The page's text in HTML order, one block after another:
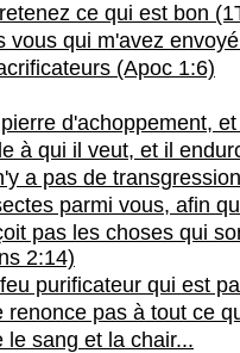
ce qui est bon
vous qui m'avez
(Apoc 1:6)
d'achoppement,
à qui il veut, et il
a pas de transgression
parmi vous, afin
pas les choses qui
2:14)
purificateur qui est
pas à tout ce
le sang et la chair...